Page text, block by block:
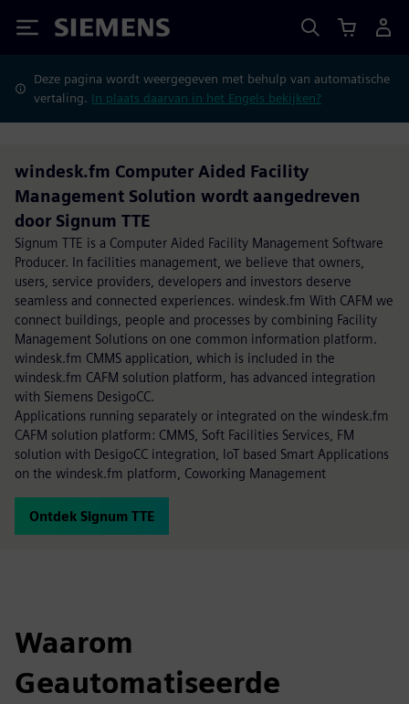
Siemens
Deze pagina wordt weergegeven met behulp van automatische
vertaling. In plaats daarvan in het Engels bekijken?
windesk.fm Computer Aided Facility
Management Solution wordt aangedreven
door Signum TTE
Signum TTE is a Computer Aided Facility Management Software
Producer. In facilities management, we believe that owners,
users, service providers, developers and investors deserve
seamless and connected experiences. windesk.fm With CAFM we
connect buildings, people and processes by combining Facility
Management Solutions on one common information platform.
windesk.fm CMMS application, which is included in the
windesk.fm CAFM solution platform, has advanced integration
with Siemens DesigoCC.
Applications running separately or integrated on the windesk.fm
CAFM solution platform: CMMS, Soft Facilities Services, FM
solution with DesigoCC integration, IoT based Smart Applications
on the windesk.fm platform, Coworking Management
Ontdek Signum TTE
Waarom
Geautomatiseerde